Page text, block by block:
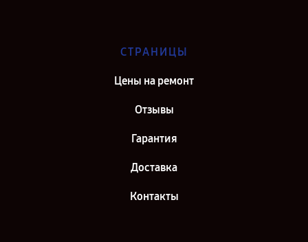
СТРАНИЦЫ
Цены на ремонт
Отзывы
Гарантия
Доставка
Контакты